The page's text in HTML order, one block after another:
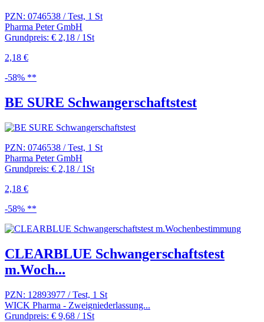
PZN: 0746538 / Test, 1 St
Pharma Peter GmbH
Grundpreis: € 2,18 / 1St
2,18 €
-58% **
BE SURE Schwangerschaftstest
PZN: 0746538 / Test, 1 St
Pharma Peter GmbH
Grundpreis: € 2,18 / 1St
2,18 €
-58% **
CLEARBLUE Schwangerschaftstest
m.Woch...
PZN: 12893977 / Test, 1 St
WICK Pharma - Zweigniederlassung...
Grundpreis: € 9,68 / 1St